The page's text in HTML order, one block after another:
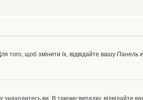
того, щоб змінити їх, відвідайте вашу Панель
ви. В такому випадку, відвідайте